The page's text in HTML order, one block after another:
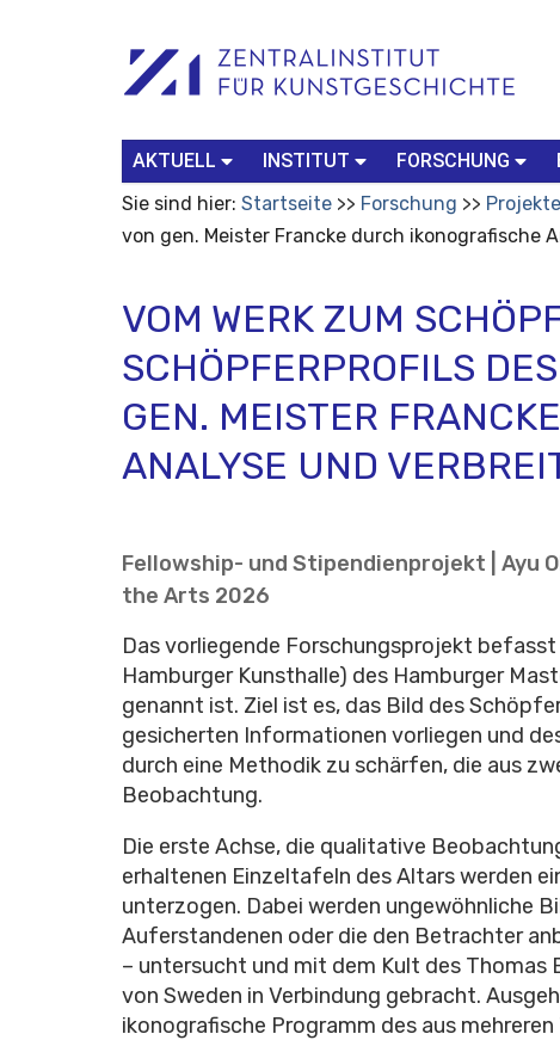
Werkzeuge
Search…
AKTUELL INSTITUT FORSCHUNG
Sie sind hier: Startseite Forschung Projekte
von gen. Meister Francke durch ikonografische
VOM WERK ZUM
SCHÖPFERPROFILS
GEN. MEISTER
ANALYSE UND
Fellowship- und Stipendienprojekt | Ayu
the Arts 2026
Das vorliegende Forschungsprojekt
Hamburger Kunsthalle) des Hamburger
genannt ist. Ziel ist es, das Bild des
gesicherten Informationen vorliegen und
durch eine Methodik zu schärfen, die aus
Beobachtung.
Die erste Achse, die qualitative
erhaltenen Einzeltafeln des Altars werden
unterzogen. Dabei werden ungewöhnliche
Auferstandenen oder die den Betrachter
– untersucht und mit dem Kult des
von Sweden in Verbindung gebracht.
ikonografische Programm des aus